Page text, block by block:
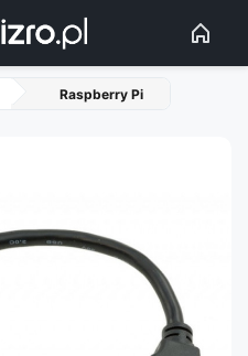
Raspberry Pi